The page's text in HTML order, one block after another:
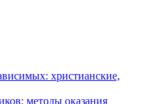
христианские,
методы оказания